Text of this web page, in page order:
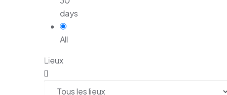
days
All
Lieux